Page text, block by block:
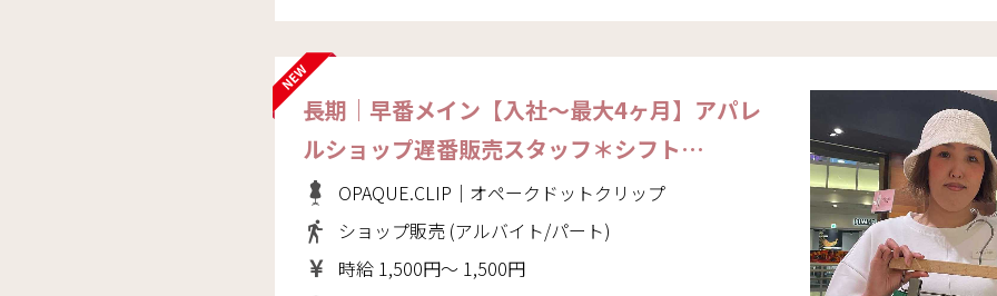
長期｜早番メイン【入社～最大4ヶ月】アパレ
ルショップ遅番販売スタッフ＊シフト…
OPAQUE.CLIP｜オペークドットクリップ
ショップ販売 (アルバイト/パート)
時給 1,500円～ 1,500円